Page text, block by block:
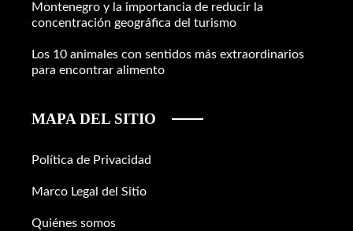
Montenegro y la importancia de reducir la
concentración geográfica del turismo
Los 10 animales con sentidos más extraordinarios
para encontrar alimento
MAPA DEL SITIO
Política de Privacidad
Marco Legal del Sitio
Quiénes somos